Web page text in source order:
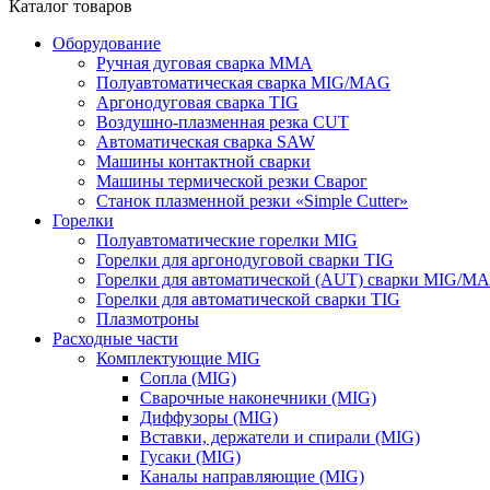
Каталог товаров
Оборудование
Ручная дуговая сварка ММА
Полуавтоматическая сварка MIG/MAG
Аргонодуговая сварка TIG
Воздушно-плазменная резка CUT
Автоматическая сварка SAW
Машины контактной сварки
Машины термической резки Сварог
Станок плазменной резки «Simple Cutter»
Горелки
Полуавтоматические горелки MIG
Горелки для аргонодуговой сварки TIG
Горелки для автоматической (AUT) сварки MIG/
Горелки для автоматической сварки TIG
Плазмотроны
Расходные части
Комплектующие MIG
Сопла (MIG)
Сварочные наконечники (MIG)
Диффузоры (MIG)
Вставки, держатели и спирали (MIG)
Гусаки (MIG)
Каналы направляющие (MIG)